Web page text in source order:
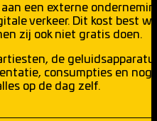
een externe
verkeer. Dit kost best
zij ook niet gratis doen.
de
consumpties en nog
op de dag zelf.